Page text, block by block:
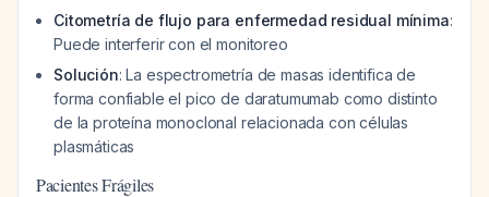
Citometría de flujo para enfermedad residual mínima:
Puede interferir con el monitoreo
Solución: La espectrometría de masas identifica de
forma confiable el pico de daratumumab como distinto
de la proteína monoclonal relacionada con células
plasmáticas
Pacientes Frágiles